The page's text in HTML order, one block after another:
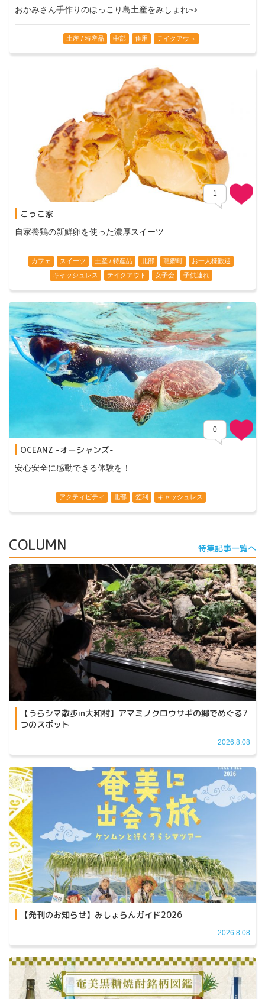
おかみさん手作りのほっこり島土産をみしょれ~♪
土産 / 特産品 中部 住用 テイクアウト
1
こっこ家
自家養鶏の新鮮卵を使った濃厚スイーツ
カフェ スイーツ 土産 / 特産品 北部 龍郷町
お一人様歓迎
キャッシュレス
テイクアウト 女子会 子供連れ
0
OCEANZ -オーシャンズ-
安心安全に感動できる体験を！
アクティビティ 北部 笠利 キャッシュレス
COLUMN 特集記事一覧へ
【うらシマ散歩in大和村】アマミノクロウサギの郷でめぐる7
つのスポット
2026.8.08
【発刊のお知らせ】みしょらんガイド2026
2026.8.08